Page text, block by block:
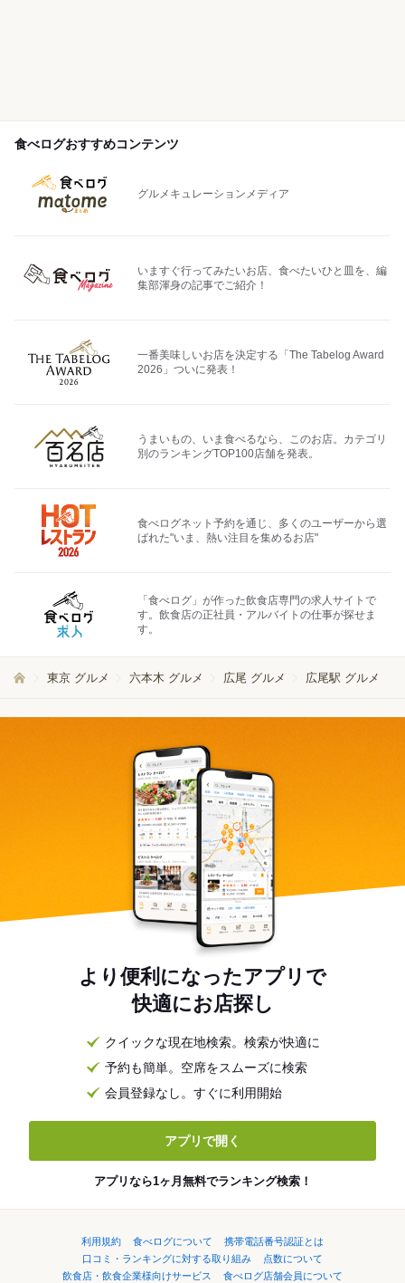
食べログおすすめコンテンツ
グルメキュレーションメディア
いますぐ行ってみたいお店、食べたいひと皿を、編
集部渾身の記事でご紹介！
一番美味しいお店を決定する「The Tabelog Award
2026」ついに発表！
うまいもの、いま食べるなら、このお店。カテゴリ
別のランキングTOP100店舗を発表。
食べログネット予約を通じ、多くのユーザーから選
ばれた"いま、熱い注目を集めるお店"
「食べログ」が作った飲食店専門の求人サイトで
す。飲食店の正社員・アルバイトの仕事が探せま
す。
東京 グルメ 六本木 グルメ 広尾 グルメ 広尾駅 グルメ
より便利になったアプリで
快適にお店探し
クイックな現在地検索。検索が快適に
予約も簡単。空席をスムーズに検索
会員登録なし。すぐに利用開始
アプリで開く
アプリなら1ヶ月無料でランキング検索！
利用規約 食べログについて
携帯電話番号認証とは
口コミ・ランキングに対する取り組み
点数について
飲食店・飲食企業様向けサービス
食べログ店舗会員について